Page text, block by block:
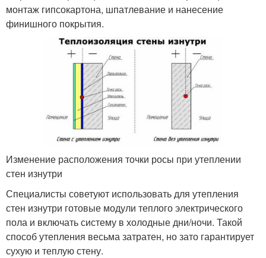
монтаж гипсокартона, шпатлевание и нанесение
финишного покрытия.
Изменение расположения точки росы при утеплении
стен изнутри
Специалисты советуют использовать для утепления
стен изнутри готовые модули теплого электрического
пола и включать систему в холодные дни/ночи. Такой
способ утепления весьма затратен, но зато гарантирует
сухую и теплую стену.